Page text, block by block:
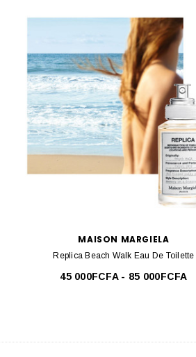
MAISON MARGIELA
Replica Beach Walk Eau De Toilette
45 000FCFA - 85 000FCFA